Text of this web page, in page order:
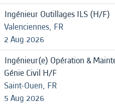
Ingénieur Outillages ILS (H/F)
Valenciennes, FR
2 Aug 2026
Ingénieur(e) Opération &
Génie Civil H/F
Saint-Ouen, FR
5 Aug 2026